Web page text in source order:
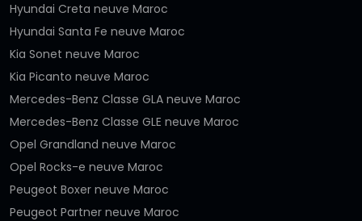
Hyundai Creta neuve Maroc
Hyundai Santa Fe neuve Maroc
Kia Sonet neuve Maroc
Kia Picanto neuve Maroc
Mercedes-Benz Classe GLA neuve Maroc
Mercedes-Benz Classe GLE neuve Maroc
Opel Grandland neuve Maroc
Opel Rocks-e neuve Maroc
Peugeot Boxer neuve Maroc
Peugeot Partner neuve Maroc